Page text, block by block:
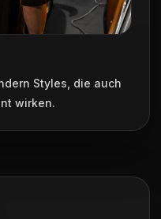
Styles, die auch
wirken.